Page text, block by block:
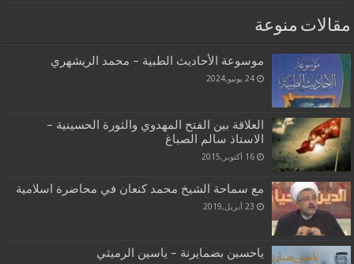
مقالات منوعة
موسوعة الأحاديث الطبية – محمد الريشهري
24 يونيو,2024
العلاقة بين الفتح المهدوي والثورة الحسينية –
الاستاذ سالم الصباغ
16 أكتوبر,2015
مع سماحة الشيخ محمد كنعان في محاضرة اسلامية
23 أبريل,2019
ياحسين بضمايرنة – ياسين الرميثي